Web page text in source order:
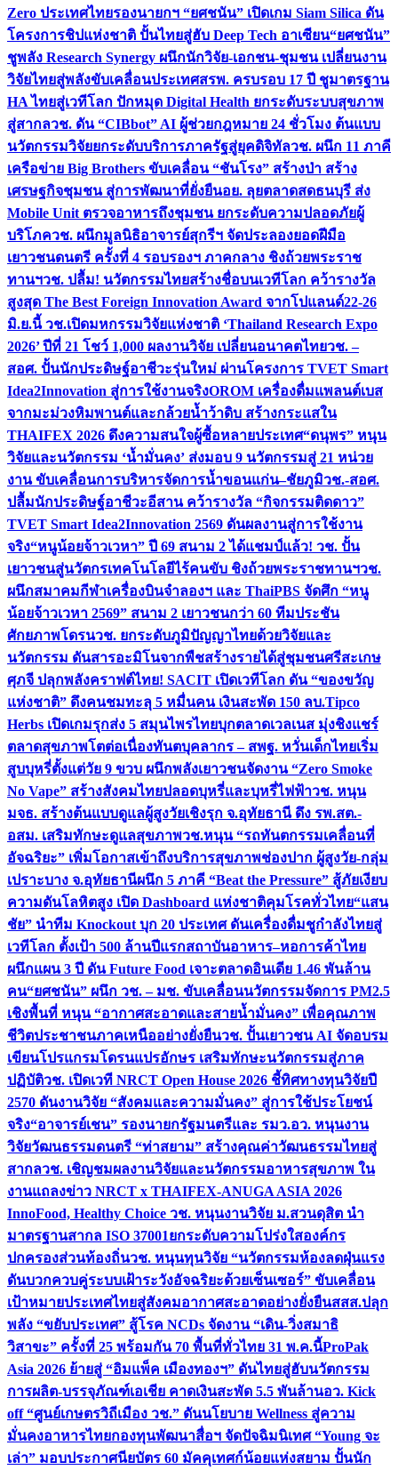
Zero ประเทศไทยรองนายกฯ “ยศชนัน” เปิดเกม Siam Silica ดัน
โครงการชิปแห่งชาติ ปั้นไทยสู่ฮับ Deep Tech อาเซียน“ยศชนัน”
ชูพลัง Research Synergy ผนึกนักวิจัย-เอกชน-ชุมชน เปลี่ยนงาน
วิจัยไทยสู่พลังขับเคลื่อนประเทศสรพ. ครบรอบ 17 ปี ชูมาตรฐาน
HA ไทยสู่เวทีโลก ปักหมุด Digital Health ยกระดับระบบสุขภาพ
สู่สากลวช. ดัน “CIBbot” AI ผู้ช่วยกฎหมาย 24 ชั่วโมง ต้นแบบ
นวัตกรรมวิจัยยกระดับบริการภาครัฐสู่ยุคดิจิทัลวช. ผนึก 11 ภาคี
เครือข่าย Big Brothers ขับเคลื่อน “ชันโรง” สร้างป่า สร้าง
เศรษฐกิจชุมชน สู่การพัฒนาที่ยั่งยืนอย. ลุยตลาดสดธนบุรี ส่ง
Mobile Unit ตรวจอาหารถึงชุมชน ยกระดับความปลอดภัยผู้
บริโภควช. ผนึกมูลนิธิอาจารย์สุกรีฯ จัดประลองยอดฝีมือ
เยาวชนดนตรี ครั้งที่ 4 รอบรองฯ ภาคกลาง ชิงถ้วยพระราช
ทานฯวช. ปลื้ม! นวัตกรรมไทยสร้างชื่อบนเวทีโลก คว้ารางวัล
สูงสุด The Best Foreign Innovation Award จากโปแลนด์22-26
มิ.ย.นี้ วช.เปิดมหกรรมวิจัยแห่งชาติ ‘Thailand Research Expo
2026’ ปีที่ 21 โชว์ 1,000 ผลงานวิจัย เปลี่ยนอนาคตไทยวช. –
สอศ. ปั้นนักประดิษฐ์อาชีวะรุ่นใหม่ ผ่านโครงการ TVET Smart
Idea2Innovation สู่การใช้งานจริงOROM เครื่องดื่มแพลนต์เบส
จากมะม่วงหิมพานต์และกล้วยน้ำว้าดิบ สร้างกระแสใน
THAIFEX 2026 ดึงความสนใจผู้ซื้อหลายประเทศ“ดนุพร” หนุน
วิจัยและนวัตกรรม ‘น้ำมั่นคง’ ส่งมอบ 9 นวัตกรรมสู่ 21 หน่วย
งาน ขับเคลื่อนการบริหารจัดการน้ำขอนแก่น–ชัยภูมิวช.-สอศ.
ปลื้มนักประดิษฐ์อาชีวะอีสาน คว้ารางวัล “กิจกรรมติดดาว”
TVET Smart Idea2Innovation 2569 ดันผลงานสู่การใช้งาน
จริง“หนูน้อยจ้าวเวหา” ปี 69 สนาม 2 ได้แชมป์แล้ว! วช. ปั้น
เยาวชนสู่นวัตกรเทคโนโลยีไร้คนขับ ชิงถ้วยพระราชทานฯวช.
ผนึกสมาคมกีฬาเครื่องบินจำลองฯ และ ThaiPBS จัดศึก “หนู
น้อยจ้าวเวหา 2569” สนาม 2 เยาวชนกว่า 60 ทีมประชัน
ศักยภาพโดรนวช. ยกระดับภูมิปัญญาไทยด้วยวิจัยและ
นวัตกรรม ดันสารอะมิโนจากพืชสร้างรายได้สู่ชุมชนศรีสะเกษ
ศุภจี ปลุกพลังคราฟต์ไทย! SACIT เปิดเวทีโลก ดัน “ของขวัญ
แห่งชาติ” ดึงคนชมทะลุ 5 หมื่นคน เงินสะพัด 150 ลบ.Tipco
Herbs เปิดเกมรุกส่ง 5 สมุนไพรไทยบุกตลาดเวลเนส มุ่งชิงแชร์
ตลาดสุขภาพโตต่อเนื่องทันตบุคลากร – สพฐ. หวั่นเด็กไทยเริ่ม
สูบบุหรี่ตั้งแต่วัย 9 ขวบ ผนึกพลังเยาวชนจัดงาน “Zero Smoke
No Vape” สร้างสังคมไทยปลอดบุหรี่และบุหรี่ไฟฟ้าวช. หนุน
มจธ. สร้างต้นแบบดูแลผู้สูงวัยเชิงรุก จ.อุทัยธานี ดึง รพ.สต.-
อสม. เสริมทักษะดูแลสุขภาพวช.หนุน “รถทันตกรรมเคลื่อนที่
อัจฉริยะ” เพิ่มโอกาสเข้าถึงบริการสุขภาพช่องปาก ผู้สูงวัย-กลุ่ม
เปราะบาง จ.อุทัยธานีผนึก 5 ภาคี “Beat the Pressure” สู้ภัยเงียบ
ความดันโลหิตสูง เปิด Dashboard แห่งชาติคุมโรคทั่วไทย“แสน
ชัย” นำทีม Knockout บุก 20 ประเทศ ดันเครื่องดื่มชูกำลังไทยสู่
เวทีโลก ตั้งเป้า 500 ล้านปีแรกสถาบันอาหาร–หอการค้าไทย
ผนึกแผน 3 ปี ดัน Future Food เจาะตลาดอินเดีย 1.46 พันล้าน
คน“ยศชนัน” ผนึก วช. – มช. ขับเคลื่อนนวัตกรรมจัดการ PM2.5
เชิงพื้นที่ หนุน “อากาศสะอาดและสายน้ำมั่นคง” เพื่อคุณภาพ
ชีวิตประชาชนภาคเหนืออย่างยั่งยืนวช. ปั้นเยาวชน AI จัดอบรม
เขียนโปรแกรมโดรนแปรอักษร เสริมทักษะนวัตกรรมสู่ภาค
ปฏิบัติวช. เปิดเวที NRCT Open House 2026 ชี้ทิศทางทุนวิจัยปี
2570 ดันงานวิจัย “สังคมและความมั่นคง” สู่การใช้ประโยชน์
จริง“อาจารย์เชน” รองนายกรัฐมนตรีและ รมว.อว. หนุนงาน
วิจัยวัฒนธรรมดนตรี “ท่าสยาม” สร้างคุณค่าวัฒนธรรมไทยสู่
สากลวช. เชิญชมผลงานวิจัยและนวัตกรรมอาหารสุขภาพ ใน
งานแถลงข่าว NRCT x THAIFEX-ANUGA ASIA 2026
InnoFood, Healthy Choice วช. หนุนงานวิจัย ม.สวนดุสิต นำ
มาตรฐานสากล ISO 37001ยกระดับความโปร่งใสองค์กร
ปกครองส่วนท้องถิ่นวช. หนุนทุนวิจัย “นวัตกรรมห้องลดฝุ่นแรง
ดันบวกควบคู่ระบบเฝ้าระวังอัจฉริยะด้วยเซ็นเซอร์” ขับเคลื่อน
เป้าหมายประเทศไทยสู่สังคมอากาศสะอาดอย่างยั่งยืนสสส.ปลุก
พลัง “ขยับประเทศ” สู้โรค NCDs จัดงาน “เดิน-วิ่งสมาธิ
วิสาขะ” ครั้งที่ 25 พร้อมกัน 70 พื้นที่ทั่วไทย 31 พ.ค.นี้ProPak
Asia 2026 ย้ายสู่ “อิมแพ็ค เมืองทองฯ” ดันไทยสู่ฮับนวัตกรรม
การผลิต-บรรจุภัณฑ์เอเชีย คาดเงินสะพัด 5.5 พันล้านอว. Kick
off “ศูนย์เกษตรวิถีเมือง วช.” ดันนโยบาย Wellness สู่ความ
มั่นคงอาหารไทยกองทุนพัฒนาสื่อฯ จัดปัจฉิมนิเทศ “Young จะ
เล่า” มอบประกาศนียบัตร 60 มัคคุเทศก์น้อยแห่งสยาม ปั้นนัก